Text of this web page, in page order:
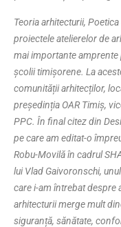
Teoria arhitecturii,
proiectele atelierelor de
mai importante amprente
școlii timișorene. La
comunității arhitecților,
președinția OAR Timiș,
PPC. În final citez din
pe care am editat-o
Robu-Movilă în cadrul
lui Vlad Gaivoronschi,
care i-am întrebat despre
arhitecturii merge mult
siguranță, sănătate,